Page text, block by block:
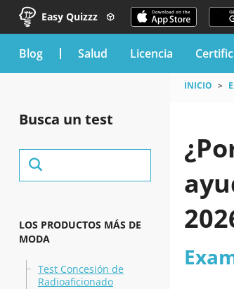
Easy Quizzz
blog Salud Licencia
Busca un test
LOS PRODUCTOS MÁS DE
MODA
Test Concesión de
Radioaficionado
INICIO